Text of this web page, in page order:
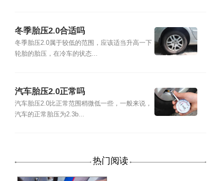
冬季胎压2.0合适吗
冬季胎压2.0属于较低的范围，应该适当升高一下
轮胎的胎压，在冷车的状态...
汽车胎压2.0正常吗
汽车胎压2.0比正常范围稍微低一些，一般来说，
汽车的正常胎压为2.3b...
热门阅读